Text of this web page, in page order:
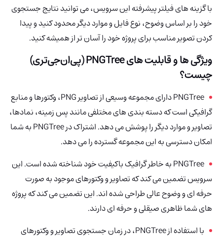
با گزینه های فیلتر پیشرفته این سرویس، می توانید نتایج جستجوی
خود را بر اساس وضوح، نوع فایل و موارد دیگر محدود کنید و پیدا
کردن تصویر مناسب برای پروژه خود را آسان تر از همیشه کنید.
ویژگی ها و قابلیت هایPNGTree (پی‌ان‌جی‌تری)
چیست؟
PNGTree
دارای مجموعه وسیعی از تصاویر PNG، وکتورها و منابع
گرافیکی است که دسته بندی های مختلفی مانند پس زمینه، نمادها،
تصاویر و موارد دیگر را پوشش می دهد. اشتراک در PNGTree به شما
امکان دسترسی به این مجموعه گسترده را می دهد.
PNGTree به خاطر گرافیک باکیفیت خود شناخته شده است. این
سرویس تضمین می کند که تصاویر و وکتورهای موجود به صورت
حرفه ای و وضوح عالی طراحی شده اند. این تضمین می کند که پروژه
های شما ظاهری صیقلی و حرفه ای دارند.
با استفاده از PNGTree، در زمان جستجوی تصاویر و وکتورهای